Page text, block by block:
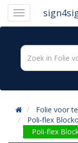
Folie voor
Poli-flex
Poli-flex